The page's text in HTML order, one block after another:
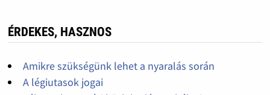
ÉRDEKES, HASZNOS
Amikre szükségünk lehet a nyaralás során
A légiutasok jogai